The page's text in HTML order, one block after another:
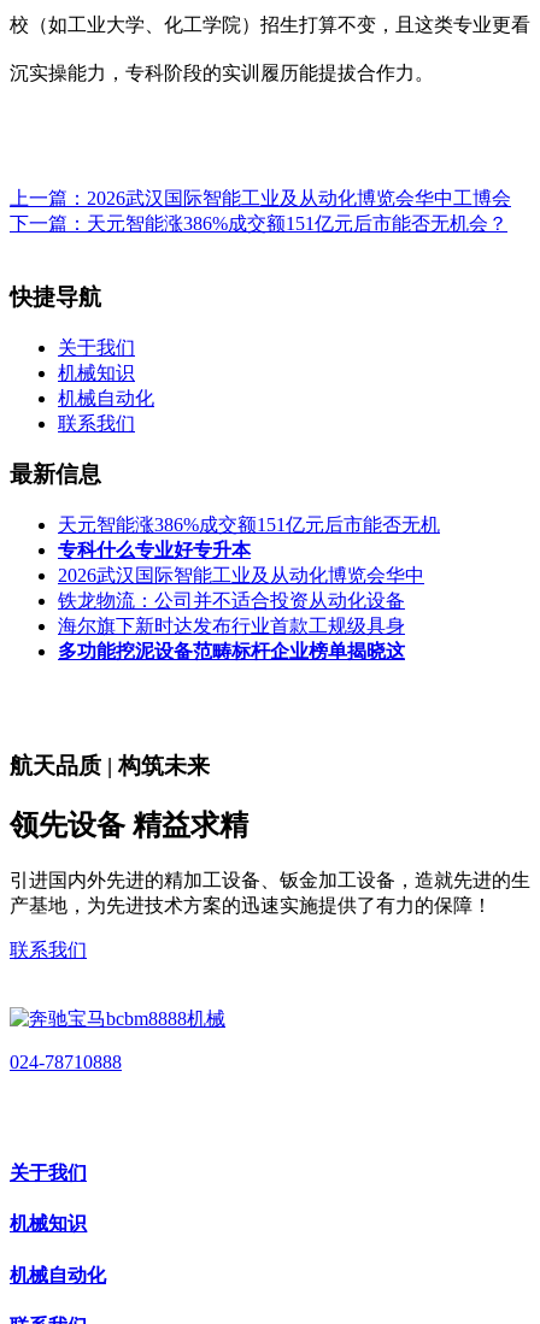
校（如工业大学、化工学院）招生打算不变，且这类专业更看
沉实操能力，专科阶段的实训履历能提拔合作力。
上一篇： 2026武汉国际智能工业及从动化博览会华中工博会
下一篇： 天元智能涨386%成交额151亿元后市能否无机会？
快捷导航
关于我们
机械知识
机械自动化
联系我们
最新信息
天元智能涨386%成交额151亿元后市能否无机
专科什么专业好专升本
2026武汉国际智能工业及从动化博览会华中
铁龙物流：公司并不适合投资从动化设备
海尔旗下新时达发布行业首款工规级具身
多功能挖泥设备范畴标杆企业榜单揭晓这
航天品质 | 构筑未来
领先设备 精益求精
引进国内外先进的精加工设备、钣金加工设备，造就先进的生
产基地，为先进技术方案的迅速实施提供了有力的保障！
联系我们
024-78710888
关于我们
机械知识
机械自动化